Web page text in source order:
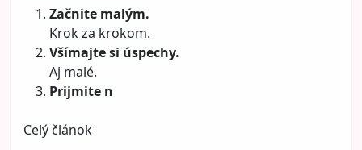
Začnite malým.
Krok za krokom.
Všímajte si úspechy.
Aj malé.
Prijmite n
Celý článok